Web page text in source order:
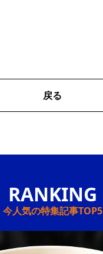
戻る
今人気の特集記事TOP5